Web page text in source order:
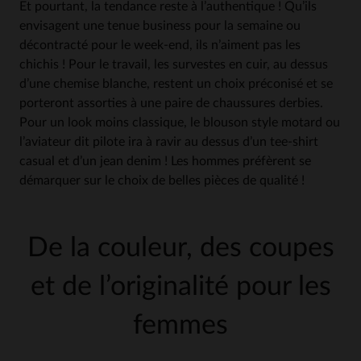
Et pourtant, la tendance reste à l’authentique ! Qu’ils
envisagent une tenue business pour la semaine ou
décontracté pour le week-end, ils n’aiment pas les
chichis ! Pour le travail, les survestes en cuir, au dessus
d’une chemise blanche, restent un choix préconisé et se
porteront assorties à une paire de chaussures derbies.
Pour un look moins classique, le blouson style motard ou
l’aviateur dit pilote ira à ravir au dessus d’un tee-shirt
casual et d’un jean denim ! Les hommes préfèrent se
démarquer sur le choix de belles pièces de qualité !
De la couleur, des coupes
et de l’originalité pour les
femmes